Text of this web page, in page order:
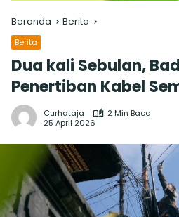
Beranda Berita
Berita
Dua kali Sebulan,
Penertiban Kabel
Curhataja
2 Min Baca
25 April 2026